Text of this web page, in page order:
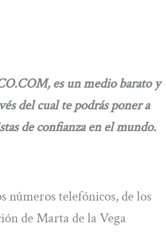
es un medio barato y
del cual te podrás poner a
de confianza en el mundo.
números telefónicos, de los
de Marta de la Vega